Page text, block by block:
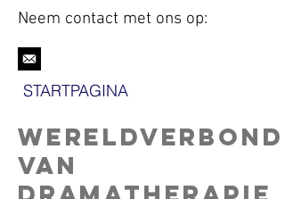
Neem contact met ons op:
STARTPAGINA
Wereldverbond
van